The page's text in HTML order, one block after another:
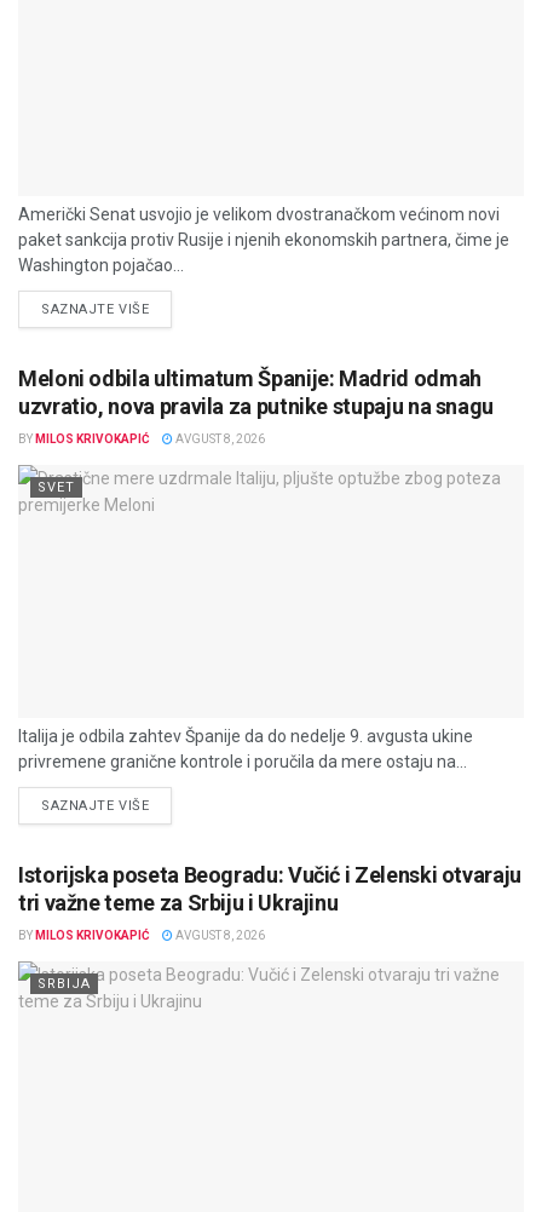
Američki Senat usvojio je velikom dvostranačkom većinom novi
paket sankcija protiv Rusije i njenih ekonomskih partnera, čime je
Washington pojačao...
SAZNAJTE VIŠEDETAILS
Meloni odbila ultimatum Španije: Madrid odmah
uzvratio, nova pravila za putnike stupaju na snagu
BY MILOS KRIVOKAPIĆ AVGUST 8, 2026
SVET
Italija je odbila zahtev Španije da do nedelje 9. avgusta ukine
privremene granične kontrole i poručila da mere ostaju na...
SAZNAJTE VIŠEDETAILS
Istorijska poseta Beogradu: Vučić i Zelenski otvaraju
tri važne teme za Srbiju i Ukrajinu
BY MILOS KRIVOKAPIĆ AVGUST 8, 2026
SRBIJA